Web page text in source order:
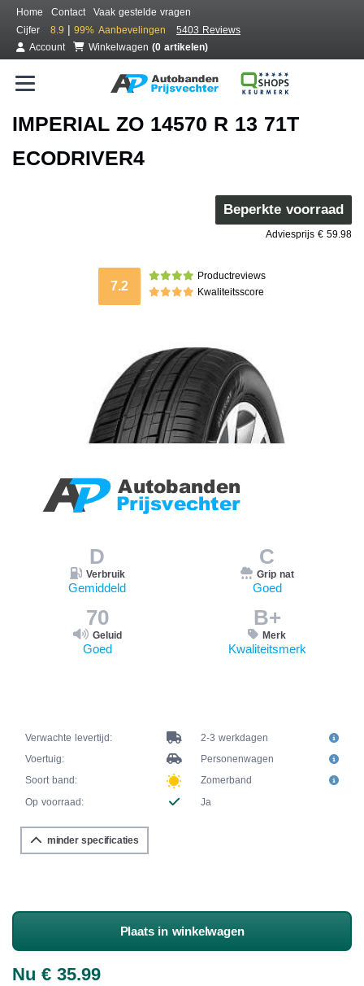
Home Contact
Vaak gestelde vragen
Cijfer
8.9 | 99% Aanbevelingen
5403 Reviews
Account
Winkelwagen (0 artikelen)
IMPERIAL ZO 14570 R 13 71T
ECODRIVER4
Beperkte voorraad
Adviesprijs € 59.98
7.2
Productreviews
Kwaliteitsscore
D
Verbruik
Gemiddeld
C
Grip nat
Goed
70
Geluid
Goed
B+
Merk
Kwaliteitsmerk
Verwachte levertijd:
2-3 werkdagen
Voertuig:
Personenwagen
Soort band:
Zomerband
Op voorraad:
Ja
minder specificaties
Plaats in winkelwagen
Nu € 35.99